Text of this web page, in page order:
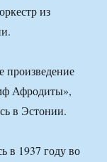
из
произведение
Афродиты»,
в Эстонии.
в 1937 году во